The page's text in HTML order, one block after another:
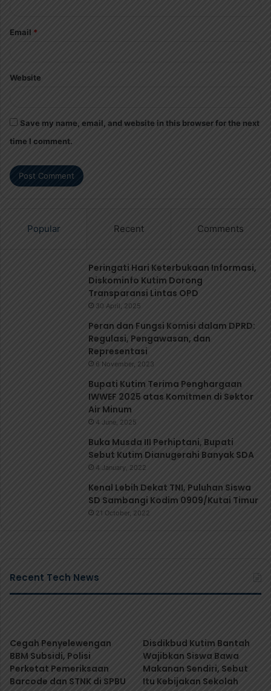
Email *
Website
Save my name, email, and website in this browser for the next
time I comment.
Popular Recent Comments
Peringati Hari Keterbukaan Informasi,
Diskominfo Kutim Dorong
Transparansi Lintas OPD
30 April, 2025
Peran dan Fungsi Komisi dalam DPRD:
Regulasi, Pengawasan, dan
Representasi
6 November, 2023
‎Bupati Kutim Terima Penghargaan
IWWEF 2025 atas Komitmen di Sektor
Air Minum
4 June, 2025
Buka Musda III Perhiptani, Bupati
Sebut Kutim Dianugerahi Banyak SDA
4 January, 2022
Kenal Lebih Dekat TNI, Puluhan Siswa
SD Sambangi Kodim 0909/Kutai Timur
21 October, 2022
Recent Tech News
Cegah Penyelewengan
BBM Subsidi, Polisi
Perketat Pemeriksaan
Barcode dan STNK di SPBU
Disdikbud Kutim Bantah
Wajibkan Siswa Bawa
Makanan Sendiri, Sebut
Itu Kebijakan Sekolah